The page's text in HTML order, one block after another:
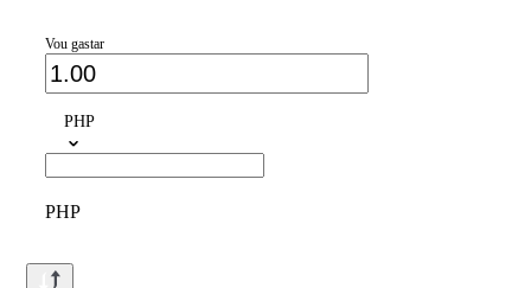
Vou gastar
PHP
PHP